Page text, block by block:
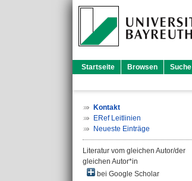
Startseite Browsen Suche
Kontakt
ERef Leitlinien
Neueste Einträge
Literatur vom gleichen Autor/der
gleichen Autor*in
bei Google Scholar